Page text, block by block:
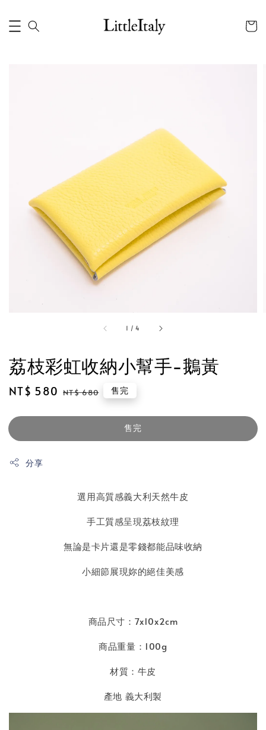
1 /4
荔枝彩虹收納小幫手-鵝黃
Sale
NT$ 580 Regular
NT$ 680 售完
售完
分享
選用高質感義大利天然牛皮
手工質感呈現荔枝紋理
無論是卡片還是零錢都能品味收納
小細節展現妳的絕佳美感
商品尺寸：7x10x2cm
商品重量：100g
材質：牛皮
產地 義大利製